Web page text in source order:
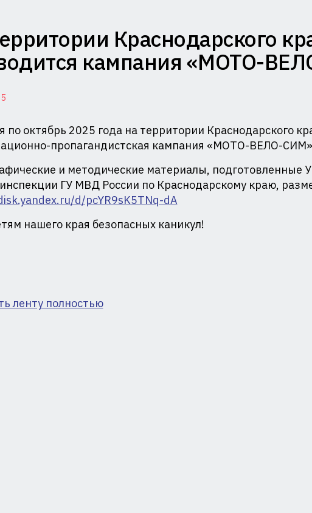
Краснодарского
кампания «МОТО-
по октябрь 2025 года на территории Краснодарского
пропагандистская кампания «МОТО-ВЕЛО-
и методические материалы, подготовленные
ГУ МВД России по Краснодарскому краю,
d/pcYR9sK5TNq-dA
нашего края безопасных каникул!
ленту полностью